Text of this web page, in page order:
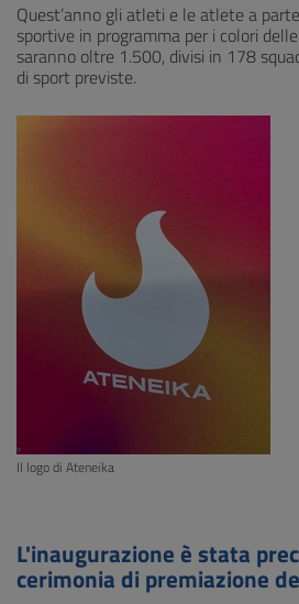
Quest’anno gli atleti e le atlete a
sportive in programma per i colori
saranno oltre 1.500, divisi in 178
di sport previste.
Il logo di Ateneika
L'inaugurazione è stata
cerimonia di premiazione